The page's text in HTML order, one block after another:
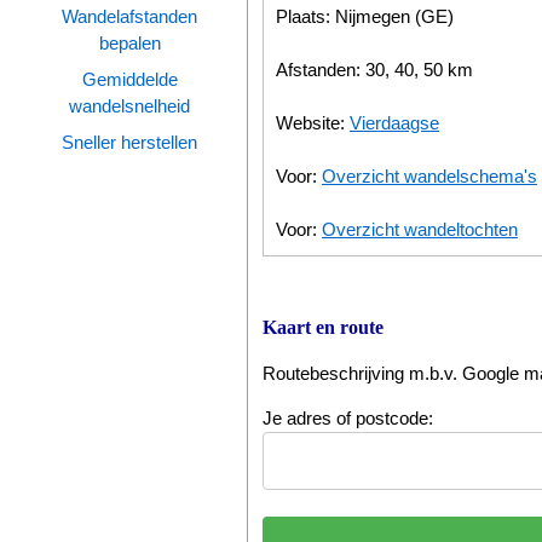
Wandelafstanden
bepalen
Gemiddelde
wandelsnelheid
Sneller herstellen
Boeken
Plaats: Nijmegen (GE)
Afstanden: 30, 40, 50 km
Website: Vierdaagse
Voor: Overzicht wandelschema's
Voor: Overzicht wandeltochten
Kaart en route
Routebeschrijving m.b.v. Google
Je adres of postcode: